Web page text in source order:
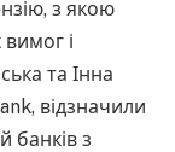
з якою
вимог і
та Інна
відзначили
банків з